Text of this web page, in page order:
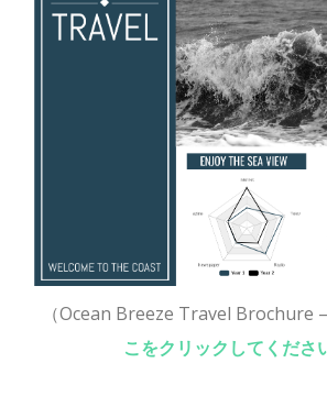
（Ocean Breeze Travel Brochure –
こをクリックしてくださ